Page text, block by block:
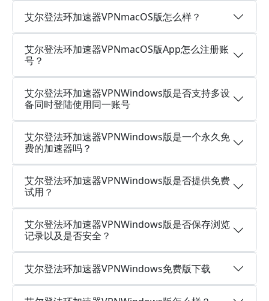
艾尔登法环加速器VPNmacOS版怎么样？
艾尔登法环加速器VPNmacOS版App怎么注册账
号？
艾尔登法环加速器VPNWindows版是否支持多设
备同时登陆使用同一账号
艾尔登法环加速器VPNWindows版是一个永久免
费的加速器吗？
艾尔登法环加速器VPNWindows版是否提供免费
试用？
艾尔登法环加速器VPNWindows版是否保存浏览
记录以及是否安全？
艾尔登法环加速器VPNWindows免费版下载